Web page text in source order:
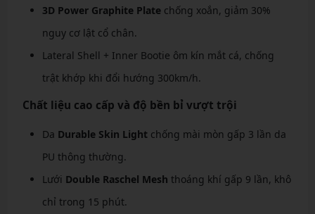
3D Power Graphite Platechống xoắn, giảm 30%
nguy cơ lật cổ chân.
Lateral Shell + Inner Bootie ôm kín mắt cá, chống
trật khớp khi đổi hướng 300km/h.
Chất liệu cao cấp và độ bền bỉ vượt trội
Da Durable Skin Lightchống mài mòn gấp 3 lần da
PU thông thường.
Lưới Double Raschel Mesh thoáng khí gấp 9 lần, khô
chỉ trong 15 phút.